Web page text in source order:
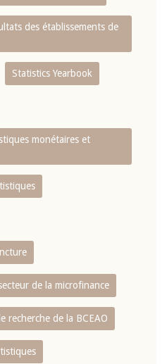
des établissements de
Statistics Yearbook
monétaires et
de la microfinance
recherche de la BCEAO